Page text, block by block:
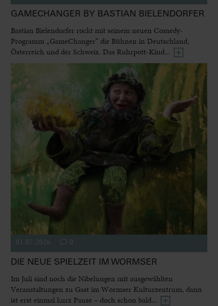
GAMECHANGER BY BASTIAN BIELENDORFER
Bastian Bielendorfer rockt mit seinem neuen Comedy-
Programm „GameChanger“ die Bühnen in Deutschland,
Österreich und der Schweiz. Das Ruhrpott-Kind...
01.07.2026 0
DIE NEUE SPIELZEIT IM WORMSER
Im Juli sind noch die Nibelungen mit ausgewählten
Veranstaltungen zu Gast im Wormser Kulturzentrum, dann
ist erst einmal kurz Pause – doch schon bald...